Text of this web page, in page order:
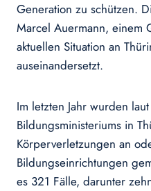
Generation zu schützen.
Marcel Auermann, einem
aktuellen Situation an
auseinandersetzt.
Im letzten Jahr wurden
Bildungsministeriums in
Körperverletzungen an
Bildungseinrichtungen
es 321 Fälle, darunter